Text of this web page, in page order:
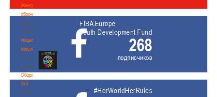
Женские
сборные
Женские
сборные
Национальная
команда
Национальная
команда
Сборные
3х3
Сборные
FIBA Europe
Youth Development Fund
268
подписчиков
#HerWorldHerRules